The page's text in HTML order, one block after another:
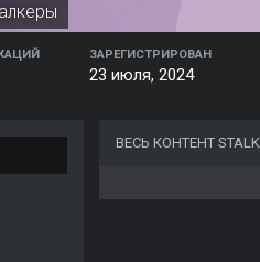
ЗАРЕГИСТРИРОВАН
23 июля, 2024
ВЕСЬ КОНТЕНТ